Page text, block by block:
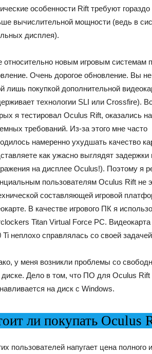
особенности Rift требуют гораздо
вычислительной мощности (ведь в
дисплея).
относительно новым игровым системам
Очень дорогое обновление. Вы
лишь покупкой дополнительной
технологии SLI или Crossfire).
я тестировал Oculus Rift, оказались
требований. Из-за этого мне часто
намеренно ухудшать качество
как ужасно выглядят
на дисплее Oculus!). Поэтому я
пользователям Oculus Rift не
составляющей игровой
В качестве игрового ПК я
Titan Virtual Force PC.
Ti неплохо справлялась со своей
у меня возникли проблемы со
диске. Дело в том, что ПО для Oculus Rift
на диск с Windows.
ли покупать Oculus
пользователей напугает цена полного